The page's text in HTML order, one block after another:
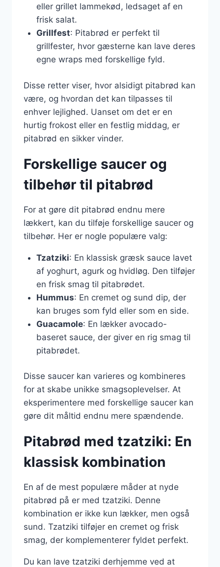
eller grillet lammekød, ledsaget af en
frisk salat.
Grillfest: Pitabrød er perfekt til
grillfester, hvor gæsterne kan lave deres
egne wraps med forskellige fyld.
Disse retter viser, hvor alsidigt pitabrød kan
være, og hvordan det kan tilpasses til
enhver lejlighed. Uanset om det er en
hurtig frokost eller en festlig middag, er
pitabrød en sikker vinder.
Forskellige saucer og
tilbehør til pitabrød
For at gøre dit pitabrød endnu mere
lækkert, kan du tilføje forskellige saucer og
tilbehør. Her er nogle populære valg:
Tzatziki: En klassisk græsk sauce lavet
af yoghurt, agurk og hvidløg. Den tilføjer
en frisk smag til pitabrødet.
Hummus: En cremet og sund dip, der
kan bruges som fyld eller som en side.
Guacamole: En lækker avocado-
baseret sauce, der giver en rig smag til
pitabrødet.
Disse saucer kan varieres og kombineres
for at skabe unikke smagsoplevelser. At
eksperimentere med forskellige saucer kan
gøre dit måltid endnu mere spændende.
Pitabrød med tzatziki: En
klassisk kombination
En af de mest populære måder at nyde
pitabrød på er med tzatziki. Denne
kombination er ikke kun lækker, men også
sund. Tzatziki tilføjer en cremet og frisk
smag, der komplementerer fyldet perfekt.
Du kan lave tzatziki derhjemme ved at